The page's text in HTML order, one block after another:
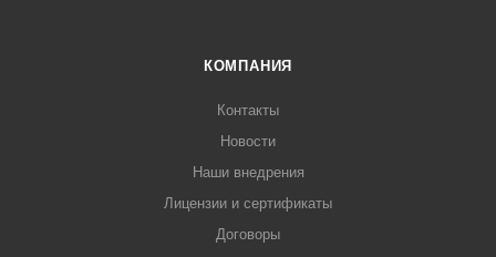
КОМПАНИЯ
Контакты
Новости
Наши внедрения
Лицензии и сертификаты
Договоры